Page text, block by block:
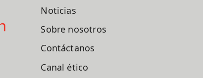
Noticias
Sobre nosotros
Contáctanos
Canal ético